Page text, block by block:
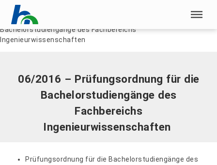
Menü überspringen
Menü überspringen
Home |Dokumente
Bachelorstudiengänge des Fachbereichs
Ingenieurwissenschaften
06/2016 – Prüfungsordnung für die
Bachelorstudiengänge des
Fachbereichs
Ingenieurwissenschaften
Prüfungsordnung für die Bachelorstudiengänge des